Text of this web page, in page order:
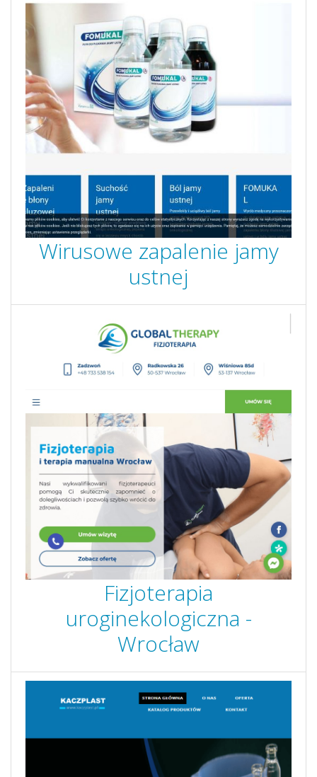
Wirusowe zapalenie jamy
ustnej
Fizjoterapia
uroginekologiczna -
Wrocław